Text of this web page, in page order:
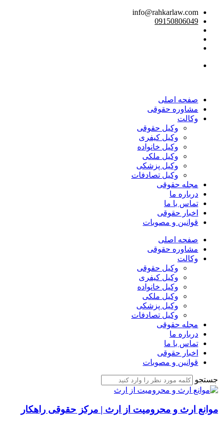
info@rahkarlaw.com
09150806049
صفحه اصلی
مشاوره حقوقی
وکالت
وکیل حقوقی
وکیل کیفری
وکیل خانواده
وکیل ملکی
وکیل پزشکی
وکیل تصادفات
مجله حقوقی
درباره ما
تماس با ما
اخبار حقوقی
قوانین و مصوبات
صفحه اصلی
مشاوره حقوقی
وکالت
وکیل حقوقی
وکیل کیفری
وکیل خانواده
وکیل ملکی
وکیل پزشکی
وکیل تصادفات
مجله حقوقی
درباره ما
تماس با ما
اخبار حقوقی
قوانین و مصوبات
جستجو
موانع ارث و محرومیت از ارث | مرکز حقوقی راهکار